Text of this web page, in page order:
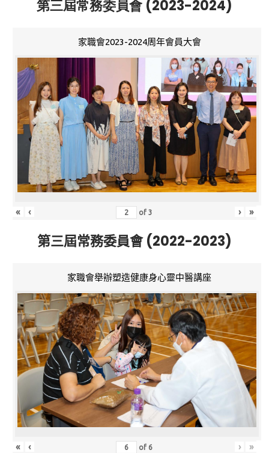
第三屆常務委員會 (2023-2024)
家職會2023-2024周年會員大會
« ‹ of3 › »
第三屆常務委員會 (2022-2023)
家職會舉辦塑造健康身心靈中醫講座
« ‹ of 6 › »